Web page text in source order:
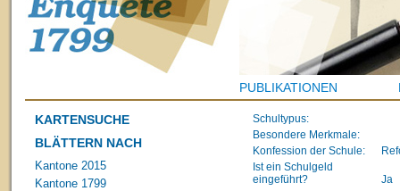
PUBLIKATIONEN
KARTENSUCHE
BLÄTTERN NACH
Kantone 2015
Kantone 1799
Schultypus:
Besondere Merkmale:
Konfession der Schule:
Ist ein Schulgeld
eingeführt?
Ja